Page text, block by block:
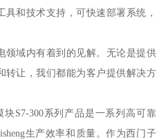
和技术支持，可快速部署系统，
领域内有着到的见解。无论是提供
转让，我们都能为客户提供解决方
300系列产品是一系列高可靠
生产效率和质量。作为西门子